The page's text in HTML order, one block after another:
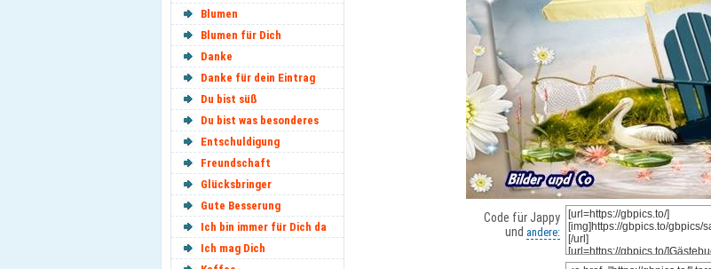
Blumen
Blumen für Dich
Danke
Danke für dein Eintrag
Du bist süß
Du bist was besonderes
Entschuldigung
Freundschaft
Glücksbringer
Gute Besserung
Ich bin immer für Dich da
Ich mag Dich
Code für Jappy
und andere: